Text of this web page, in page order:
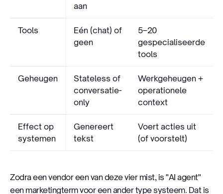
aan
Tools
Eén (chat) of
geen
5–20
gespecialiseerde
tools
Geheugen
Stateless of
conversatie-
only
Werkgeheugen +
operationele
context
Effect op
systemen
Genereert
tekst
Voert acties uit
(of voorstelt)
Zodra een vendor een van deze vier mist, is "AI agent"
een marketingterm voor een ander type systeem. Dat is